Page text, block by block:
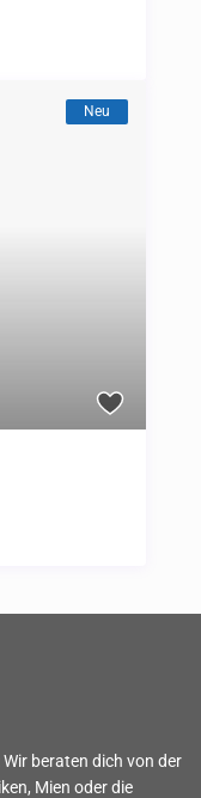
Neu
beraten dich von der
Mien oder die